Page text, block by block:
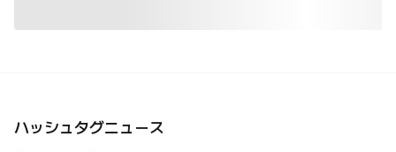
ハッシュタグニュース